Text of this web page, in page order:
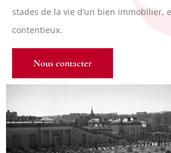
stades de la vie d’un bien immobilier,
contentieux.
Nous contacter